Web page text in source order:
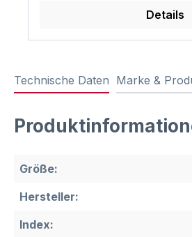
Details
Technische Daten Marke &
Größe:
Hersteller:
Index: